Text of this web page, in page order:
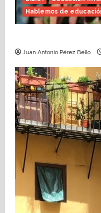
Hablemos de
Juan Antonio Pérez Bello